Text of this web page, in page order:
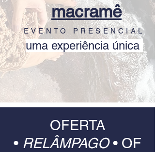
macramê
EVENTO PRESENCIAL
uma experiência única
OFERTA
• RELÂMPAGO• OF